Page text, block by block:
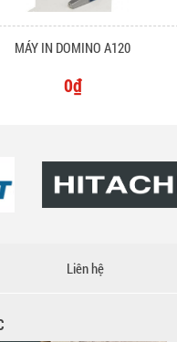
MÁY IN DOMINO A120
0₫
Liên hệ